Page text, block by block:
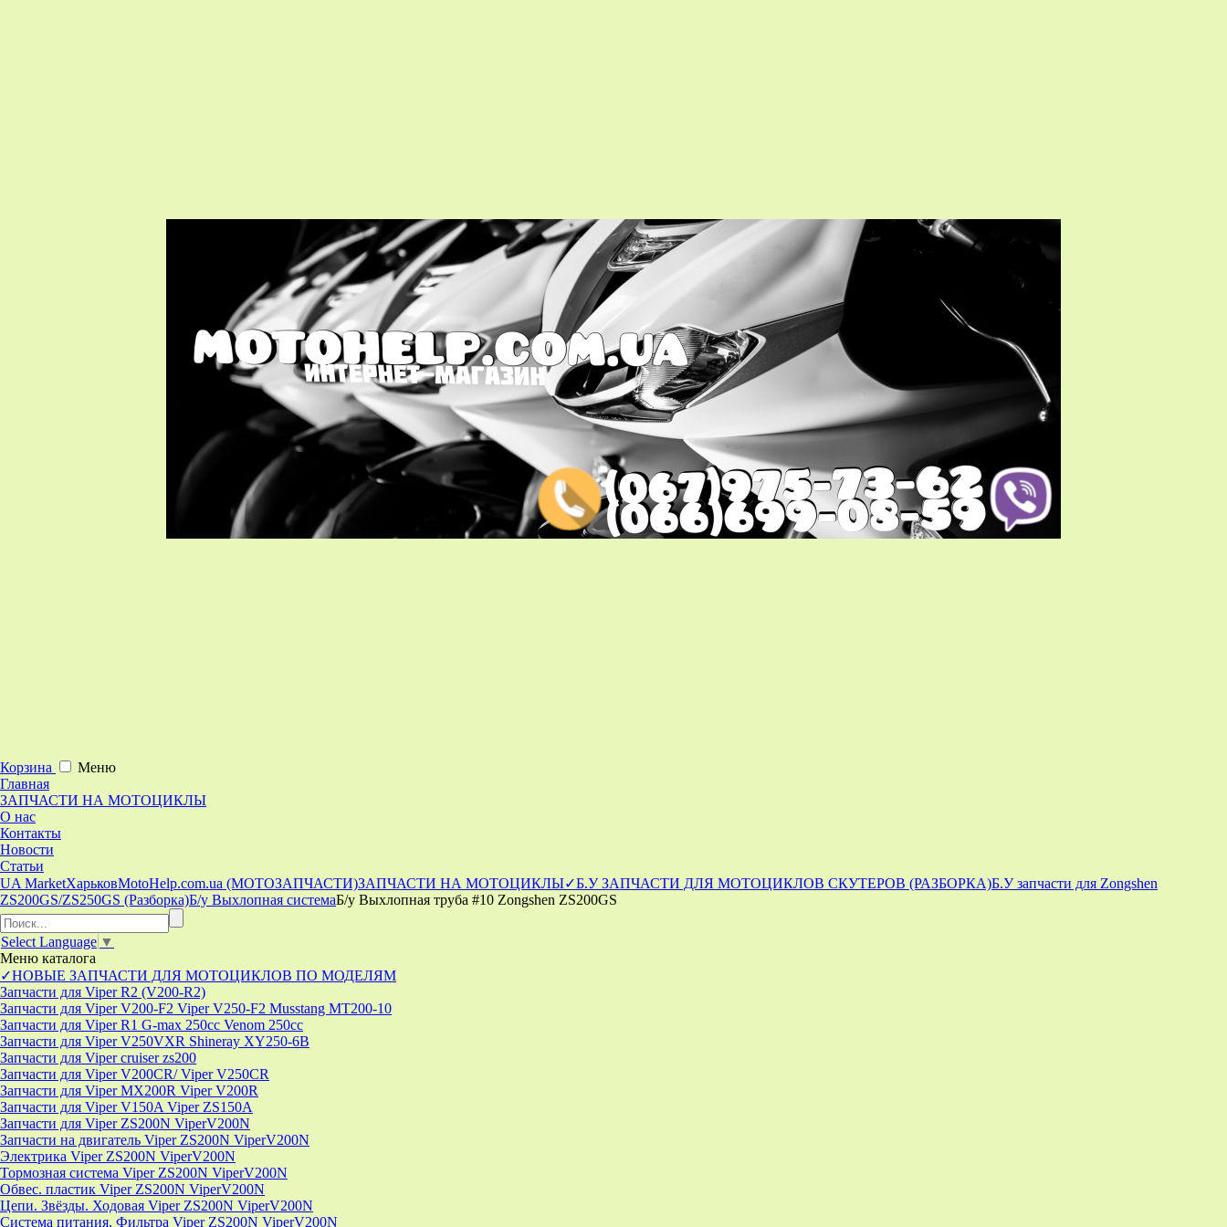
Корзина
Меню
Главная
ЗАПЧАСТИ НА МОТОЦИКЛЫ
О нас
Контакты
Новости
Статьи
UA MarketХарьковMotoHelp.com.ua (МОТОЗАПЧАСТИ)ЗАПЧАСТИ НА МОТОЦИКЛЫ✓Б.У ЗАПЧАСТИ ДЛЯ МОТОЦИКЛОВ СКУТЕРОВ (РАЗБОРКА)Б.У запчасти для Zongshen
ZS200GS/ZS250GS (Разборка)Б/у Выхлопная системаБ/у Выхлопная труба #10 Zongshen ZS200GS
Select Language ▼
Меню каталога
✓НОВЫЕ ЗАПЧАСТИ ДЛЯ МОТОЦИКЛОВ ПО МОДЕЛЯМ
Запчасти для Viper R2 (V200-R2)
Запчасти для Viper V200-F2 Viper V250-F2 Musstang MT200-10
Запчасти для Viper R1 G-max 250cc Venom 250cc
Запчасти для Viper V250VXR Shineray XY250-6B
Запчасти для Viper cruiser zs200
Запчасти для Viper V200CR/ Viper V250CR
Запчасти для Viper MX200R Viper V200R
Запчасти для Viper V150A Viper ZS150A
Запчасти для Viper ZS200N ViperV200N
Запчасти на двигатель Viper ZS200N ViperV200N
Электрика Viper ZS200N ViperV200N
Тормозная система Viper ZS200N ViperV200N
Обвес. пластик Viper ZS200N ViperV200N
Цепи. Звёзды. Ходовая Viper ZS200N ViperV200N
Система питания. Фильтра Viper ZS200N ViperV200N